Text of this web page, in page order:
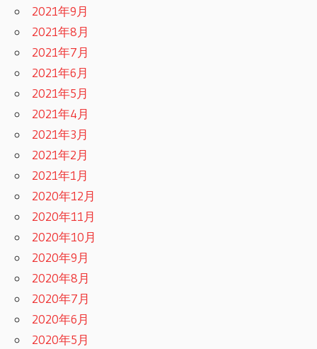
2021年9月
2021年8月
2021年7月
2021年6月
2021年5月
2021年4月
2021年3月
2021年2月
2021年1月
2020年12月
2020年11月
2020年10月
2020年9月
2020年8月
2020年7月
2020年6月
2020年5月